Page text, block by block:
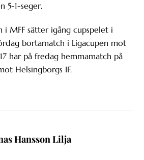
5-1-seger.
i MFF sätter igång cupspelet i
bortamatch i Ligacupen mot
har på fredag hemmamatch på
Helsingborgs IF.
Hansson Lilja